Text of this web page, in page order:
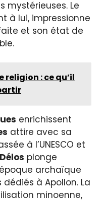
mystérieuses. Le
à lui, impressionne
et son état de
religion : ce qu’il
enrichissent
attire avec sa
à l’UNESCO et
Délos plonge
archaïque
à Apollon. La
minoenne,